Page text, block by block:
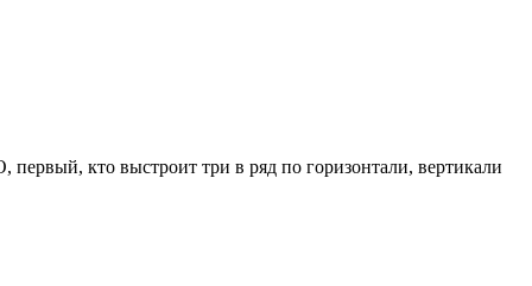
кто выстроит три в ряд по горизонтали, вертикали